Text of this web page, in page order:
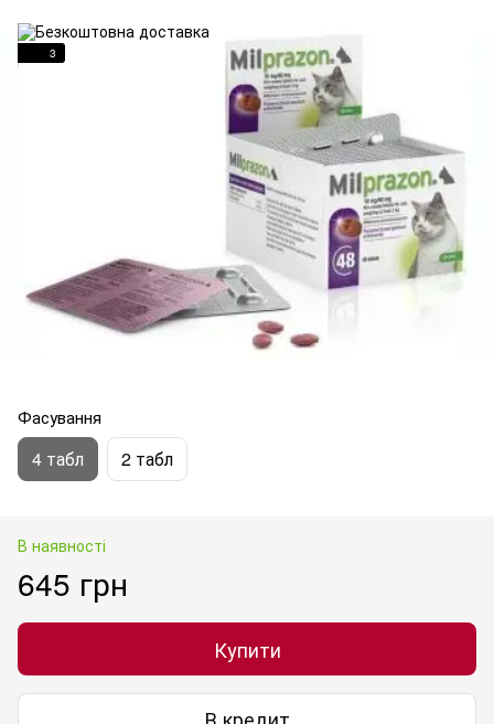
3
Фасування
4 табл 2 табл
В наявності
645 грн
Купити